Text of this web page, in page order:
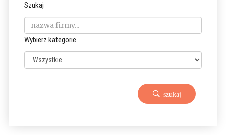
Szukaj
Wybierz kategorie
szukaj